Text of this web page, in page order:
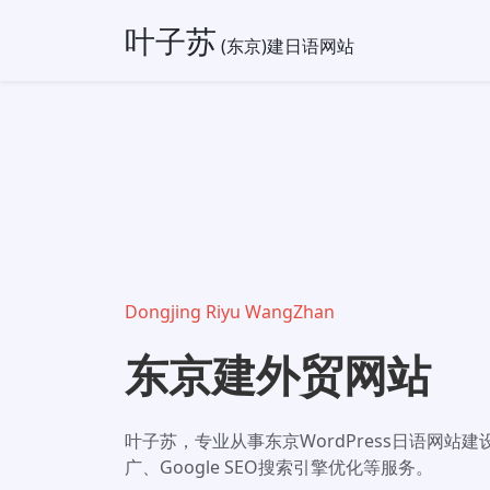
叶子苏 (东京)建日语网站
Dongjing Riyu WangZhan
东京建外贸网站
叶子苏，专业从事东京WordPress日语网站建
广、Google SEO搜索引擎优化等服务。